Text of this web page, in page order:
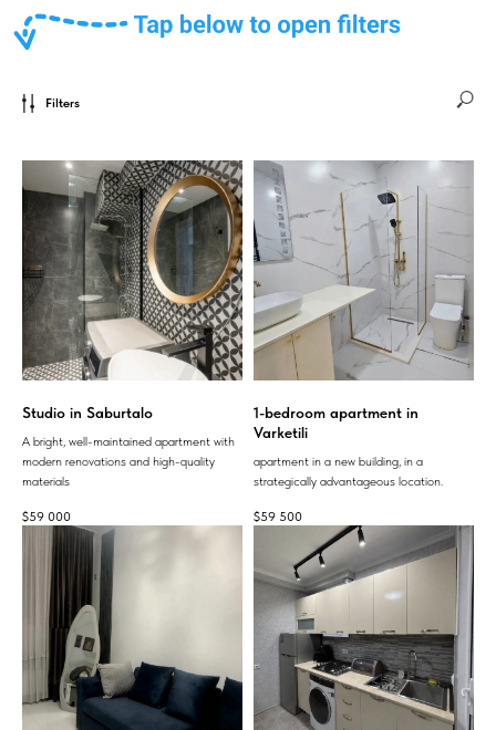
Filters
Studio in Saburtalo
A bright, well-maintained apartment with
modern renovations and high-quality
materials
$59 000
1-bedroom apartment in
Varketili
apartment in a new building, in a
strategically advantageous location.
$59 500